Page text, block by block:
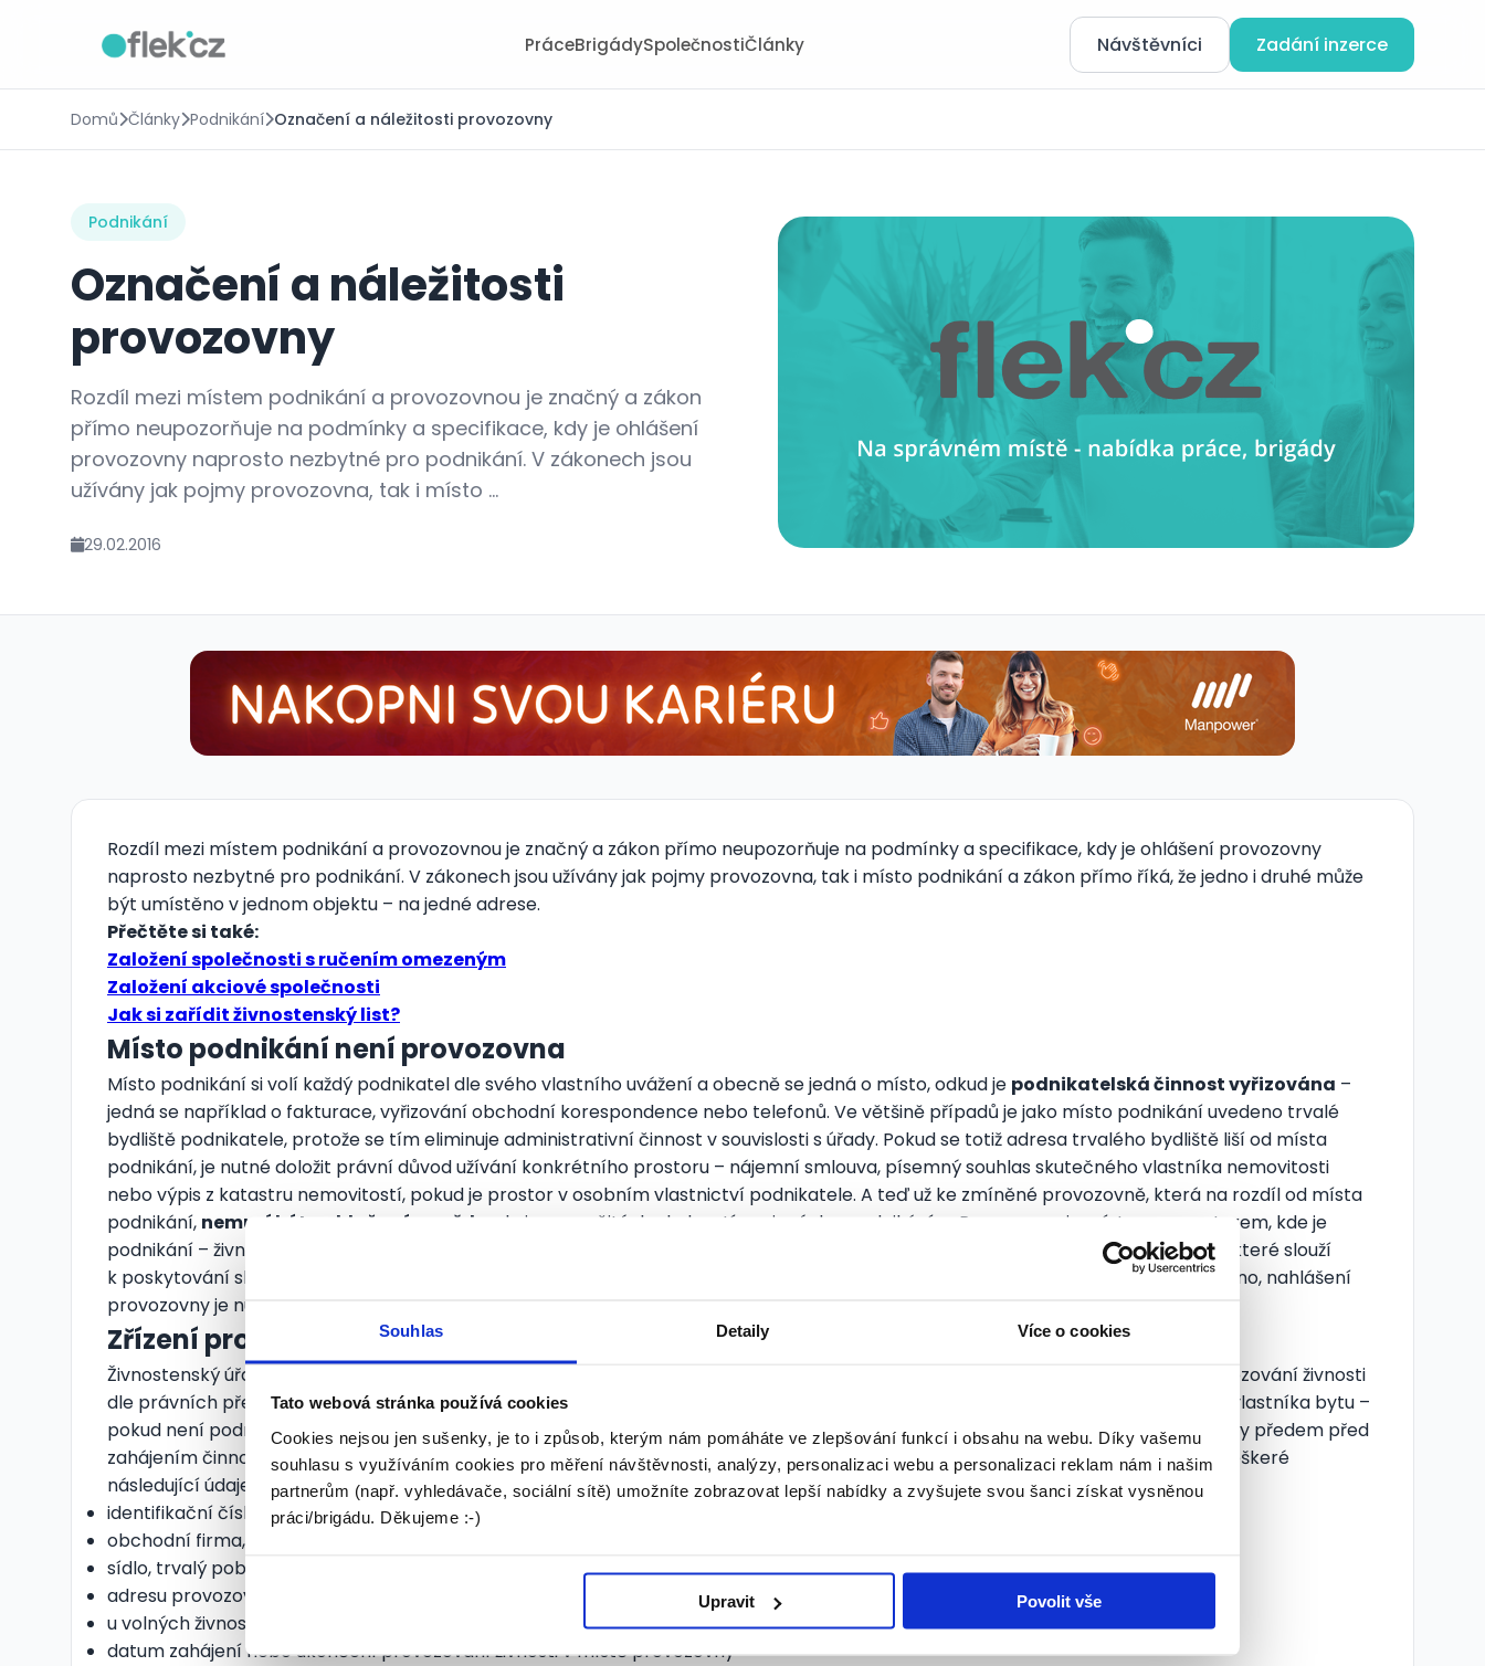
Souhlas Detaily Více o cookies
Tato webová stránka používá cookies
Cookies nejsou jen sušenky, je to i způsob, kterým nám pomáháte ve zlepšování funkcí i obsahu na webu. Díky vašemu
souhlasu s využíváním cookies pro měření návštěvnosti, analýzy, personalizaci webu a personalizaci reklam nám i našim
partnerům (např. vyhledávače, sociální sítě) umožníte zobrazovat lepší nabídky a zvyšujete svou šanci získat vysněnou
práci/brigádu. Děkujeme :-)
Upravit Povolit vše
PráceBrigádySpolečnostiČlánky Návštěvníci Zadání inzerce
Domů Články Podnikání Označení a náležitosti provozovny
Podnikání
Označení a náležitosti
provozovny
Rozdíl mezi místem podnikání a provozovnou je značný a zákon
přímo neupozorňuje na podmínky a specifikace, kdy je ohlášení
provozovny naprosto nezbytné pro podnikání. V zákonech jsou
užívány jak pojmy provozovna, tak i místo ...
29.02.2016
Rozdíl mezi místem podnikání a provozovnou je značný a zákon přímo neupozorňuje na podmínky a specifikace, kdy je ohlášení provozovny
naprosto nezbytné pro podnikání. V zákonech jsou užívány jak pojmy provozovna, tak i místo podnikání a zákon přímo říká, že jedno i druhé může
být umístěno v jednom objektu – na jedné adrese.
Přečtěte si také:
Založení společnosti s ručením omezeným
Založení akciové společnosti
Jak si zařídit živnostenský list?
Místo podnikání není provozovna
Místo podnikání si volí každý podnikatel dle svého vlastního uvážení a obecně se jedná o místo, odkud je podnikatelská činnost vyřizována –
jedná se například o fakturace, vyřizování obchodní korespondence nebo telefonů. Ve většině případů je jako místo podnikání uvedeno trvalé
bydliště podnikatele, protože se tím eliminuje administrativní činnost v souvislosti s úřady. Pokud se totiž adresa trvalého bydliště liší od místa
podnikání, je nutné doložit právní důvod užívání konkrétního prostoru – nájemní smlouva, písemný souhlas skutečného vlastníka nemovitosti
nebo výpis z katastru nemovitostí, pokud je prostor v osobním vlastnictví podnikatele. A teď už ke zmíněné provozovně, která na rozdíl od místa
podnikání, nemusí být nahlašována vždy
, ale jen za určitých okolností spojených s podnikáním. Provozovna je místem – prostorem, kde je
podnikání – živnost, provozována. Nejčastěji se jedná o obchody, stánky, pojízdné prodejny, zařízení k prodeji zboží nebo prostory, které slouží
k poskytování služeb veřejnosti –
, restaurace, kosmetika, otevřené sklady nebo i lékařská ordinace. Jak již ale bylo řečeno, nahlášení
provozovny je nutné jen v některých případech.
Zřízení provozovny
Živnostenský úřad ukládá podnikatelům
, která musí být mimo jiné způsobilá k provozování živnosti
dle právních předpisů a pokud je provozovna umístěna v bytě, platí tyto podmínky zrovna tak. Kromě jiného je nutné mít souhlas vlastníka bytu –
pokud není podnikatel vlastníkem. Každý podnikatel je povinen ohlásit zřízení provozovny živnostenskému úřadu a to nejméně 3 dny předem před
zahájením činnosti. Ohlášení o zřízení nebo o zrušení provozovny musí probíhat písemnou formou a v žádosti musí být uvedeny veškeré
následující údaje:
identifikační číslo osoby
obchodní firma, název nebo jméno a příjmení
sídlo, trvalý pobyt nebo místo podnikání – cizinci musí uvádět adresu pobytu v místě České republiky
adresu provozovny a její identifikační číslo – pokud bylo přiděleno, předmět podnikání v místě provozovny
u volných živností je nutné uvádět i obor činnosti
datum zahájení nebo ukončení provozování živnosti v místě provozovny